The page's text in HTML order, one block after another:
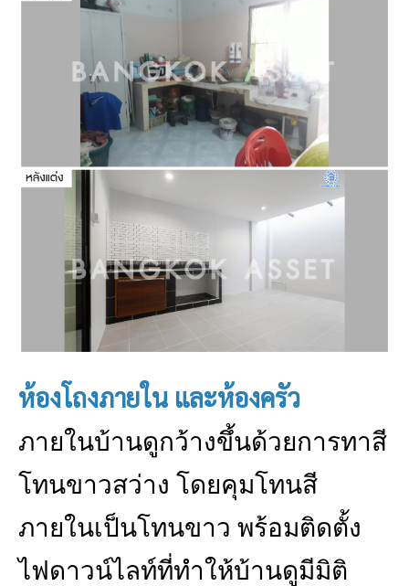
ห้องโถงภายใน และห้องครัว
ภายในบ้านดูกว้างขึ้นด้วยการทาสี
โทนขาวสว่าง โดยคุมโทนสี
ภายในเป็นโทนขาว พร้อมติดตั้ง
ไฟดาวน์ไลท์ที่ทำให้บ้านดูมีมิติ